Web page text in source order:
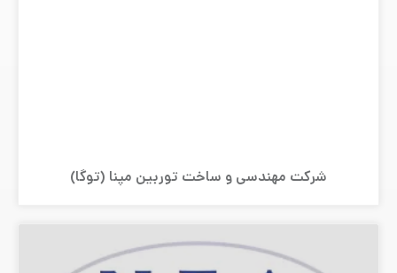
شرکت مهندسی و ساخت توربین مپنا (توگا)